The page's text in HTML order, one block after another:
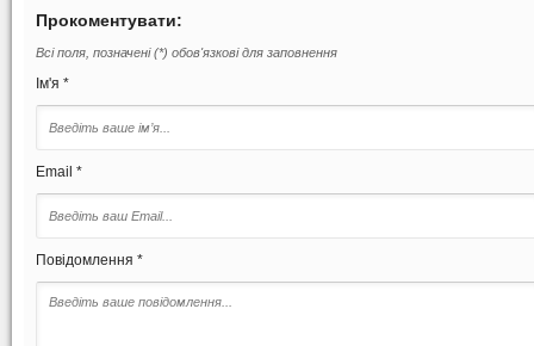
Прокоментувати:
Всі поля, позначені (*) обов'язкові для заповнення
Ім'я *
Email *
Повідомлення *